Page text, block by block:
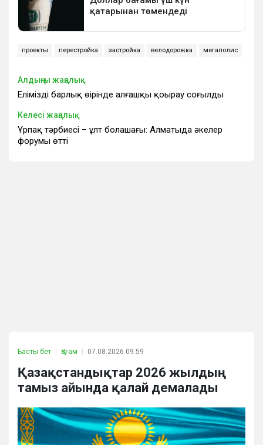
проекты перестройка застройка велодорожка мегаполис
Алдыңғы жаңалық
Еліміздің барлық өңірінде алғашқы қоңырау соғылды
Келесі жаңалық
Ұрпақ тәрбиесі – ұлт болашағы: Алматыда әкелер
форумы өтті
Басты бет Қоғам 07.08.2026 09:59
Қазақстандықтар 2026 жылдың
тамыз айында қалай демалады